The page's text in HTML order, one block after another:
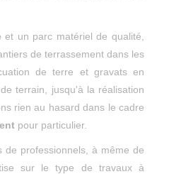
et un parc matériel de qualité,
de terrassement dans les
de terre et gravats en
terrain, jusqu'à la réalisation
rien au hasard dans le cadre
pour particulier.
de professionnels, à même de
sur le type de travaux à